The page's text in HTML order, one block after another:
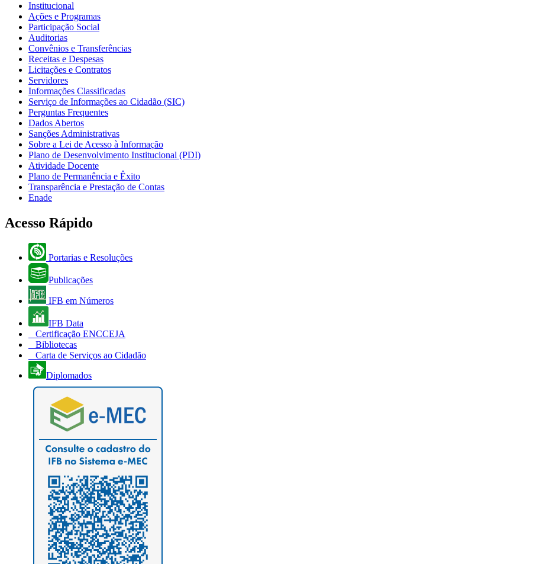
Institucional
Ações e Programas
Participação Social
Auditorias
Convênios e Transferências
Receitas e Despesas
Licitações e Contratos
Servidores
Informações Classificadas
Serviço de Informações ao Cidadão (SIC)
Perguntas Frequentes
Dados Abertos
Sanções Administrativas
Sobre a Lei de Acesso à Informação
Plano de Desenvolvimento Institucional (PDI)
Atividade Docente
Plano de Permanência e Êxito
Transparência e Prestação de Contas
Enade
Acesso Rápido
Portarias e Resoluções
Publicações
IFB em Números
IFB Data
Certificação ENCCEJA
Bibliotecas
Carta de Serviços ao Cidadão
Diplomados